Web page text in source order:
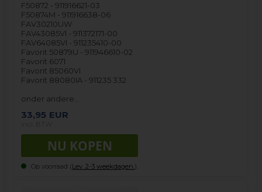
F50872 - 911916621-03
F50874M - 911916638-06
FAV30210UW
FAV43085VI - 911372171-00
FAV64085VI - 911235410-00
Favorit 50879U - 911946610-02
Favorit 6071
Favorit 85060VI
Favorit 88080IA - 911235 332
onder andere…
33,95 EUR
Op voorraad (Lev. 2-3 weekdagen. ).